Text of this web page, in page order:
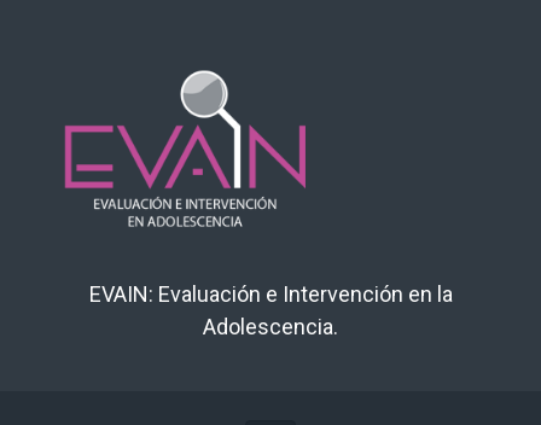
EVAIN: Evaluación e Intervención en la
Adolescencia.